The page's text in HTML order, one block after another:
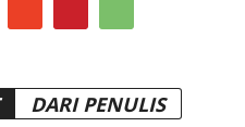
DARI PENULIS